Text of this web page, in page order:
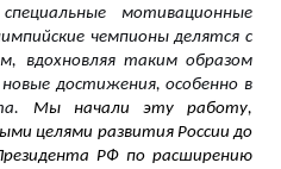
мотивационные
чемпионы делятся с
вдохновляя таким образом
достижения, особенно в
Мы начали эту работу,
целями развития России до
РФ по расширению